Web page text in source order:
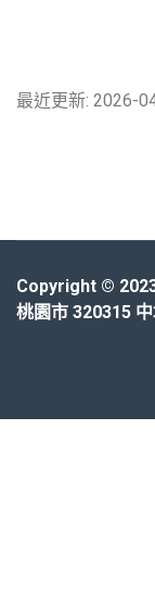
最近更新: 2026-
Copyright ©
桃園市 320315